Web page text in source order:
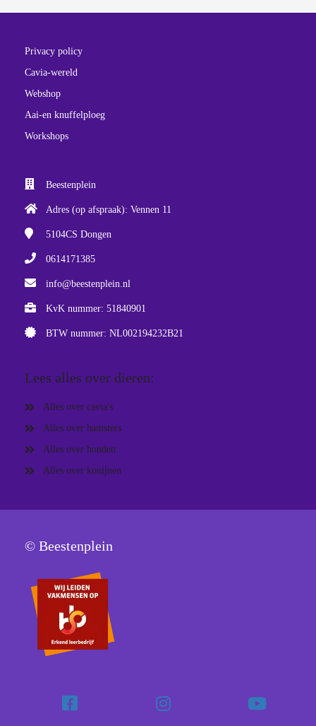
Privacy policy
Cavia-wereld
Webshop
Aai-en knuffelploeg
Workshops
Beestenplein
Adres (op afspraak): Vennen 11
5104CS Dongen
0614171385
info@beestenplein.nl
KvK nummer: 51840901
BTW nummer: NL002194232B21
Lees alles over dieren:
Alles over cavia's
Alles over hamsters
Alles over honden
Alles over konijnen
© Beestenplein